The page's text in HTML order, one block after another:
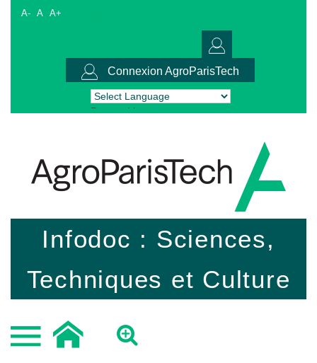
A- A A+
Connexion AgroParisTech
Powered by Translate
Infodoc : Sciences,
Techniques et Culture